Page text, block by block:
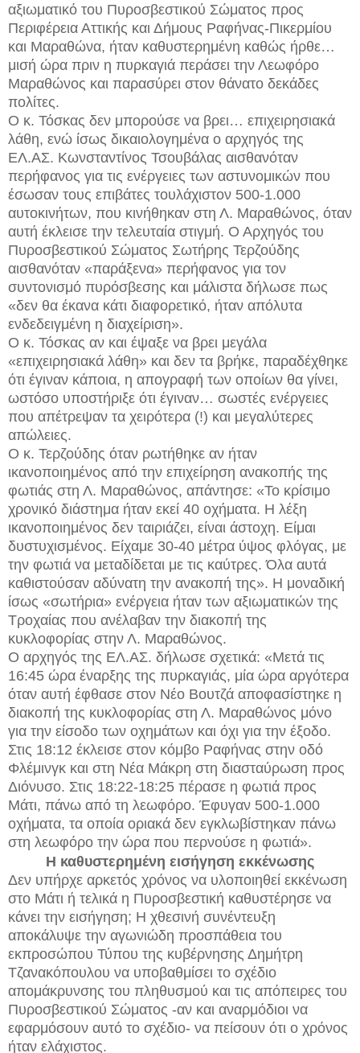
αξιωματικό του Πυροσβεστικού Σώματος προς
Περιφέρεια Αττικής και Δήμους Ραφήνας-Πικερμίου
και Μαραθώνα, ήταν καθυστερημένη καθώς ήρθε…
μισή ώρα πριν η πυρκαγιά περάσει την Λεωφόρο
Μαραθώνος και παρασύρει στον θάνατο δεκάδες
πολίτες.
Ο κ. Τόσκας δεν μπορούσε να βρει… επιχειρησιακά
λάθη, ενώ ίσως δικαιολογημένα ο αρχηγός της
ΕΛ.ΑΣ. Κωνσταντίνος Τσουβάλας αισθανόταν
περήφανος για τις ενέργειες των αστυνομικών που
έσωσαν τους επιβάτες τουλάχιστον 500-1.000
αυτοκινήτων, που κινήθηκαν στη Λ. Μαραθώνος, όταν
αυτή έκλεισε την τελευταία στιγμή. Ο Αρχηγός του
Πυροσβεστικού Σώματος Σωτήρης Τερζούδης
αισθανόταν «παράξενα» περήφανος για τον
συντονισμό πυρόσβεσης και μάλιστα δήλωσε πως
«δεν θα έκανα κάτι διαφορετικό, ήταν απόλυτα
ενδεδειγμένη η διαχείριση».
Ο κ. Τόσκας αν και έψαξε να βρει μεγάλα
«επιχειρησιακά λάθη» και δεν τα βρήκε, παραδέχθηκε
ότι έγιναν κάποια, η απογραφή των οποίων θα γίνει,
ωστόσο υποστήριξε ότι έγιναν… σωστές ενέργειες
που απέτρεψαν τα χειρότερα (!) και μεγαλύτερες
απώλειες.
Ο κ. Τερζούδης όταν ρωτήθηκε αν ήταν
ικανοποιημένος από την επιχείρηση ανακοπής της
φωτιάς στη Λ. Μαραθώνος, απάντησε: «Το κρίσιμο
χρονικό διάστημα ήταν εκεί 40 οχήματα. Η λέξη
ικανοποιημένος δεν ταιριάζει, είναι άστοχη. Είμαι
δυστυχισμένος. Είχαμε 30-40 μέτρα ύψος φλόγας, με
την φωτιά να μεταδίδεται με τις καύτρες. Όλα αυτά
καθιστούσαν αδύνατη την ανακοπή της». Η μοναδική
ίσως «σωτήρια» ενέργεια ήταν των αξιωματικών της
Τροχαίας που ανέλαβαν την διακοπή της
κυκλοφορίας στην Λ. Μαραθώνος.
Ο αρχηγός της ΕΛ.ΑΣ. δήλωσε σχετικά: «Μετά τις
16:45 ώρα έναρξης της πυρκαγιάς, μία ώρα αργότερα
όταν αυτή έφθασε στον Νέο Βουτζά αποφασίστηκε η
διακοπή της κυκλοφορίας στη Λ. Μαραθώνος μόνο
για την είσοδο των οχημάτων και όχι για την έξοδο.
Στις 18:12 έκλεισε στον κόμβο Ραφήνας στην οδό
Φλέμινγκ και στη Νέα Μάκρη στη διασταύρωση προς
Διόνυσο. Στις 18:22-18:25 πέρασε η φωτιά προς
Μάτι, πάνω από τη λεωφόρο. Έφυγαν 500-1.000
οχήματα, τα οποία οριακά δεν εγκλωβίστηκαν πάνω
στη λεωφόρο την ώρα που περνούσε η φωτιά».
Η καθυστερημένη εισήγηση εκκένωσης
Δεν υπήρχε αρκετός χρόνος να υλοποιηθεί εκκένωση
στο Μάτι ή τελικά η Πυροσβεστική καθυστέρησε να
κάνει την εισήγηση; Η χθεσινή συνέντευξη
αποκάλυψε την αγωνιώδη προσπάθεια του
εκπροσώπου Τύπου της κυβέρνησης Δημήτρη
Τζανακόπουλου να υποβαθμίσει το σχέδιο
απομάκρυνσης του πληθυσμού και τις απόπειρες του
Πυροσβεστικού Σώματος -αν και αναρμόδιοι να
εφαρμόσουν αυτό το σχέδιο- να πείσουν ότι ο χρόνος
ήταν ελάχιστος.